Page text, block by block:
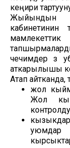
кеңири
Жыйындын
кабинетинин
мамлекеттик
чечимдер өз
аткарылышы
Атап
жол
Жол
контролду
уюмдар